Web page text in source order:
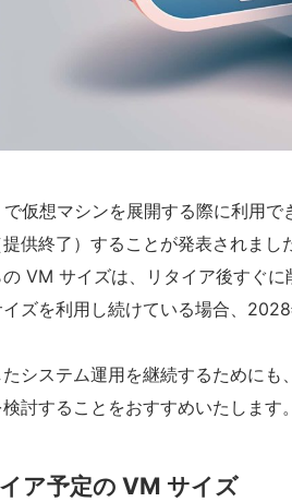
仮想マシンを展開する際に利用
供終了）することが発表されまし
の VM サイズは、リタイア後すぐ
ズを利用し続けている場合、
システム運用を継続するために
討することをおすすめいたします。
ア予定の VM サイズ